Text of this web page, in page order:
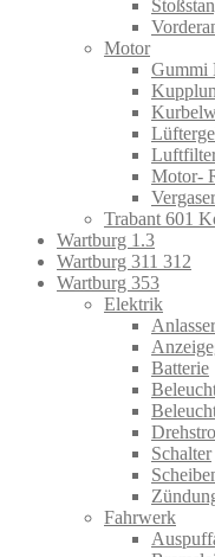
Motor
Gummi
Motor-
Trabant 601
Wartburg 1.3
Wartburg 311 312
Wartburg 353
Elektrik
Anlasser
Batterie
Schalter
Fahrwerk